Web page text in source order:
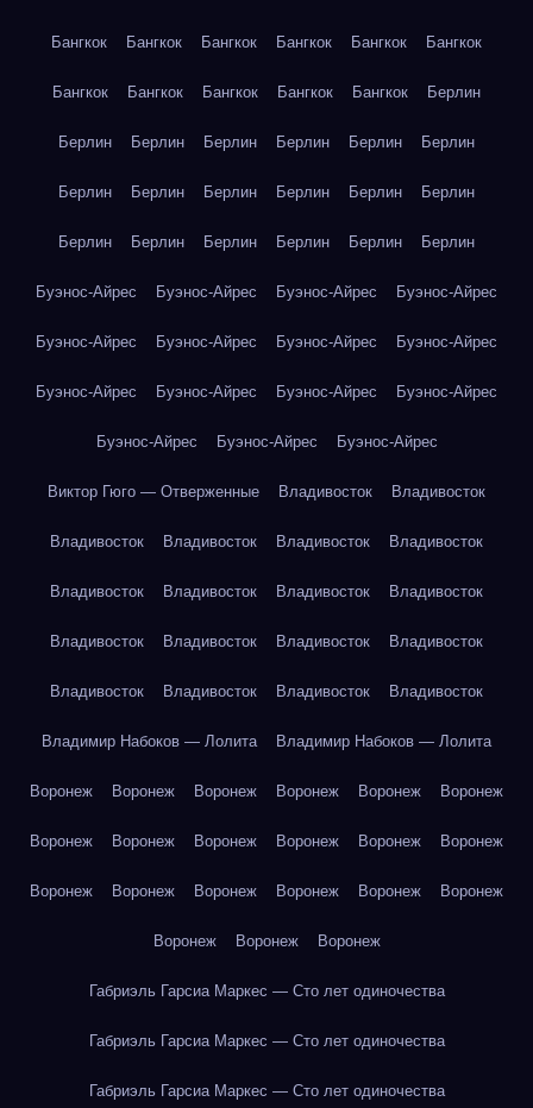
Бангкок Бангкок Бангкок Бангкок Бангкок Бангкок
Бангкок Бангкок Бангкок Бангкок Бангкок Берлин
Берлин Берлин Берлин Берлин Берлин Берлин
Берлин Берлин Берлин Берлин Берлин Берлин
Берлин Берлин Берлин Берлин Берлин Берлин
Буэнос-Айрес Буэнос-Айрес Буэнос-Айрес Буэнос-Айрес
Буэнос-Айрес Буэнос-Айрес Буэнос-Айрес Буэнос-Айрес
Буэнос-Айрес Буэнос-Айрес Буэнос-Айрес Буэнос-Айрес
Буэнос-Айрес Буэнос-Айрес Буэнос-Айрес
Виктор Гюго — Отверженные Владивосток Владивосток
Владивосток Владивосток Владивосток Владивосток
Владивосток Владивосток Владивосток Владивосток
Владивосток Владивосток Владивосток Владивосток
Владивосток Владивосток Владивосток Владивосток
Владимир Набоков — Лолита Владимир Набоков — Лолита
Воронеж Воронеж Воронеж Воронеж Воронеж Воронеж
Воронеж Воронеж Воронеж Воронеж Воронеж Воронеж
Воронеж Воронеж Воронеж Воронеж Воронеж Воронеж
Воронеж Воронеж Воронеж
Габриэль Гарсиа Маркес — Сто лет одиночества
Габриэль Гарсиа Маркес — Сто лет одиночества
Габриэль Гарсиа Маркес — Сто лет одиночества